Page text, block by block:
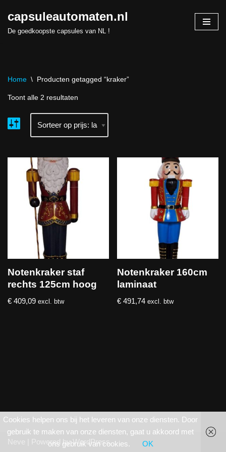
Skip
capsuleautomaten.nl
De goedkoopste capsules van NL !
Home \ Producten getagged “kraker”
Toont alle 2 resultaten
Notenkraker staf
rechts 125cm hoog
€ 409,09 excl. btw
Notenkraker 160cm
laminaat
€ 491,74 excl. btw
Neve | Powered byWordPress
Cookies helpen ons bij het leveren van onze diensten. Door
gebruik te maken van onze diensten, gaat u akkoord met
ons gebruik van cookies.
OK